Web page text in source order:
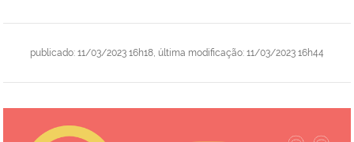
publicado: 11/03/2023 16h18 última modificação: 11/03/2023 16h44